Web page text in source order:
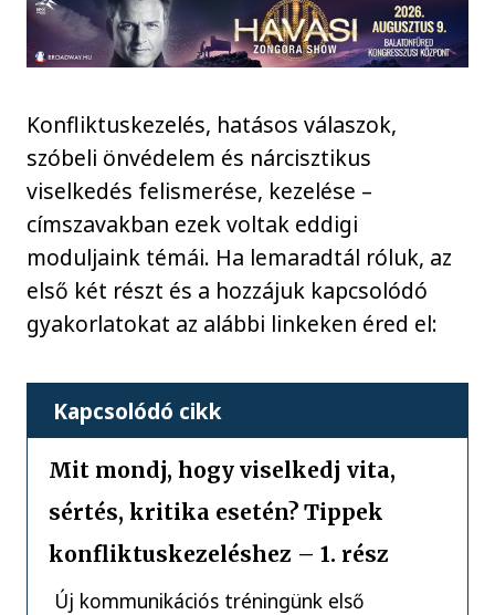
Konfliktuskezelés, hatásos válaszok,
szóbeli önvédelem és nárcisztikus
viselkedés felismerése, kezelése –
címszavakban ezek voltak eddigi
moduljaink témái. Ha lemaradtál róluk, az
első két részt és a hozzájuk kapcsolódó
gyakorlatokat az alábbi linkeken éred el:
Kapcsolódó cikk
Mit mondj, hogy viselkedj vita,
sértés, kritika esetén? Tippek
konfliktuskezeléshez – 1. rész
Új kommunikációs tréningünk első